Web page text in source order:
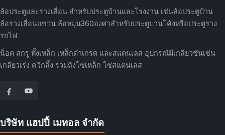
ล้อประตูและรางเลื่อน สำหรับประตูบ้านและโรงงาน เช่นล้อประตูบ้าน
ล้อรางเลื่อนแขวน ล้อหมุน360องศาสำหรับประตูบานโค้งหรือประตูราง
รถไฟ
น็อต สกรู ทั้งเหล็ก เหล็กดำเกรด และสแตนเลส อุปกรณ์มีเกลียวขันเช่น
เกลียวเร่ง ควิกลิ้ง รวมถึงโซ่เหล็ก โซ่สแตนเลส
บริษัท แฮปปี้ เมทอล จำกัด